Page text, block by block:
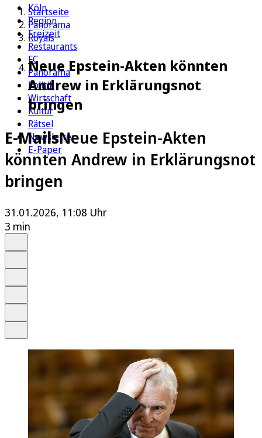
Köln
Region
Freizeit
Restaurants
FC
Panorama
Politik
Wirtschaft
Kultur
Rätsel
Newsletter
E-Paper
Startseite
Panorama
Royals
Neue Epstein-Akten könnten
Andrew in Erklärungsnot
bringen
E-MailsNeue Epstein-Akten
könnten Andrew in Erklärungsnot
bringen
31.01.2026, 11:08 Uhr
3 min